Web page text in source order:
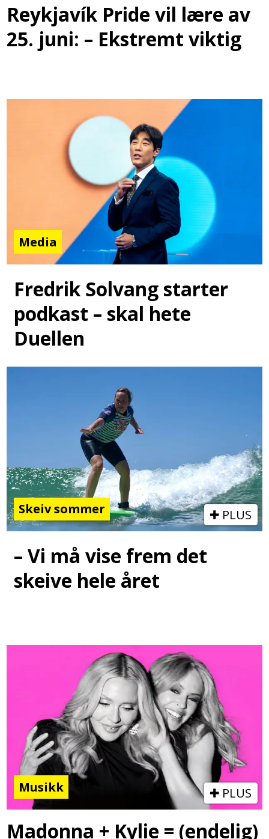
Reykjavík Pride vil lære av
25. juni: – Ekstremt viktig
Media
Fredrik Solvang starter
podkast – skal hete
Duellen
Skeiv sommer PLUS
– Vi må vise frem det
skeive hele året
Musikk PLUS
Madonna + Kylie = (endelig)